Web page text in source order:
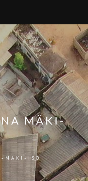
MÄKI-
MAKI-ISO